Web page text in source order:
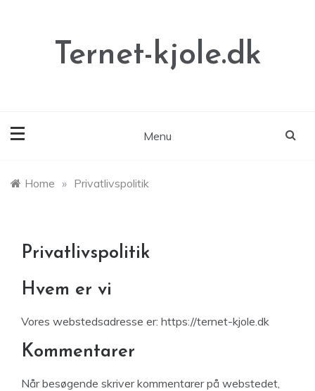
Ternet-kjole.dk
Menu
Home » Privatlivspolitik
Privatlivspolitik
Hvem er vi
Vores webstedsadresse er: https://ternet-kjole.dk
Kommentarer
Når besøgende skriver kommentarer på webstedet,